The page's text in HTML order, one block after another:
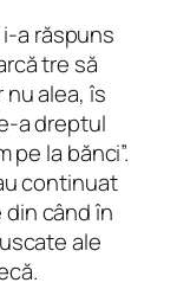
i-a răspuns
tre să
alea, îs
a dreptul
la bănci”.
continuat
când în
ale